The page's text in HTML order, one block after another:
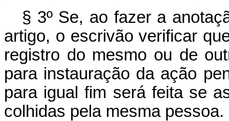
§ 3º Se, ao fazer a
artigo, o escrivão verificar
registro do mesmo ou de
para instauração da ação
para igual fim será feita se
colhidas pela mesma pessoa.